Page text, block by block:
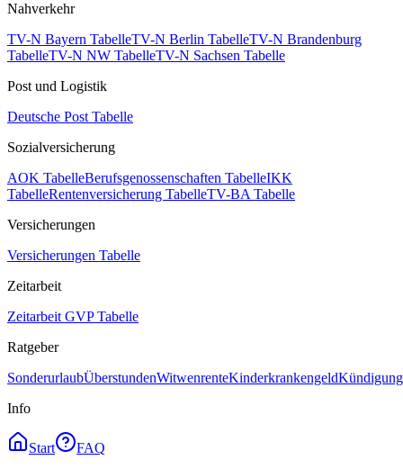
Nahverkehr
TV-N Bayern TabelleTV-N Berlin TabelleTV-N Brandenburg
TabelleTV-N NW TabelleTV-N Sachsen Tabelle
Post und Logistik
Deutsche Post Tabelle
Sozialversicherung
AOK TabelleBerufsgenossenschaften TabelleIKK
TabelleRentenversicherung TabelleTV-BA Tabelle
Versicherungen
Versicherungen Tabelle
Zeitarbeit
Zeitarbeit GVP Tabelle
Ratgeber
SonderurlaubÜberstundenWitwenrenteKinderkrankengeld
Info
Start
FAQ